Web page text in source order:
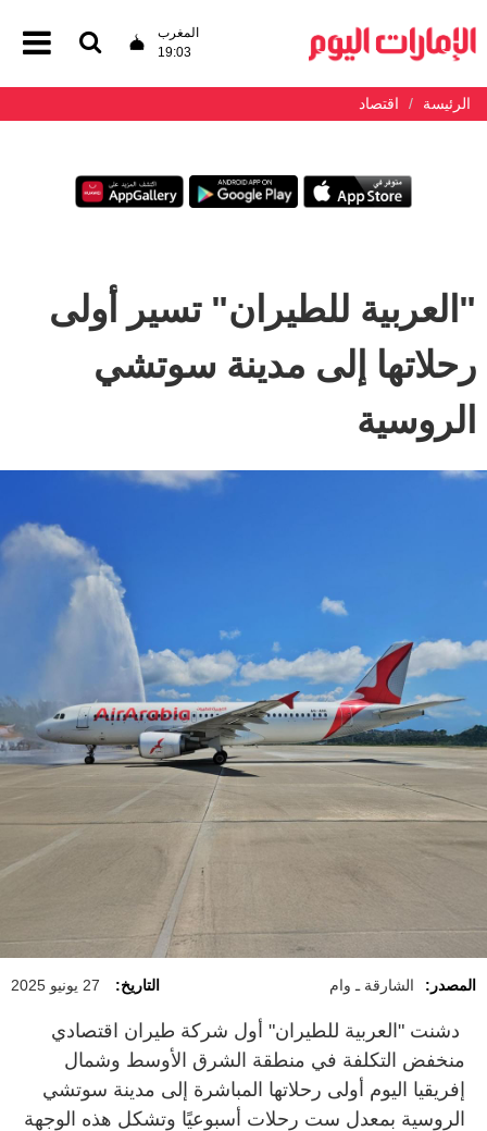
المغرب
19:03
الرئيسة اقتصاد
"العربية للطيران" تسير أولى
رحلاتها إلى مدينة سوتشي
الروسية
المصدر: الشارقة ـ وام التاريخ: 27 يونيو 2025
دشنت "العربية للطيران" أول شركة طيران اقتصادي
منخفض التكلفة في منطقة الشرق الأوسط وشمال
إفريقيا اليوم أولى رحلاتها المباشرة إلى مدينة سوتشي
الروسية بمعدل ست رحلات أسبوعيًا وتشكل هذه الوجهة